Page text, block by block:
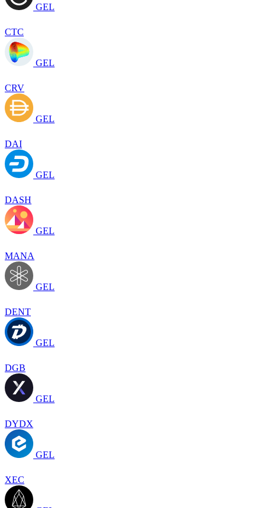
GEL
CTC
GEL
CRV
GEL
DAI
GEL
DASH
GEL
MANA
GEL
DENT
GEL
DGB
GEL
DYDX
GEL
XEC